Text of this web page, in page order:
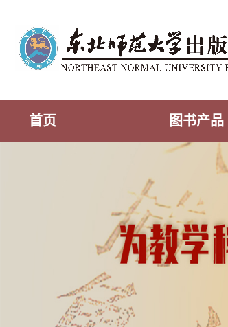
首页 图书产品